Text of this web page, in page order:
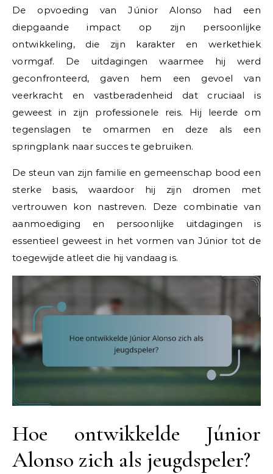
De opvoeding van Júnior Alonso had een
diepgaande impact op zijn persoonlijke
ontwikkeling, die zijn karakter en werkethiek
vormgaf. De uitdagingen waarmee hij werd
geconfronteerd, gaven hem een gevoel van
veerkracht en vastberadenheid dat cruciaal is
geweest in zijn professionele reis. Hij leerde om
tegenslagen te omarmen en deze als een
springplank naar succes te gebruiken.
De steun van zijn familie en gemeenschap bood een
sterke basis, waardoor hij zijn dromen met
vertrouwen kon nastreven. Deze combinatie van
aanmoediging en persoonlijke uitdagingen is
essentieel geweest in het vormen van Júnior tot de
toegewijde atleet die hij vandaag is.
Hoe ontwikkelde Júnior
Alonso zich als jeugdspeler?